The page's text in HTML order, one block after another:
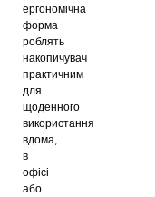
ергономічна
форма
роблять
накопичувач
практичним
для
щоденного
використання
вдома,
в
офісі
або